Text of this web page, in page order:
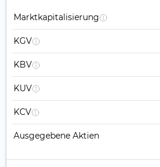
Marktkapitalisierung
KGV
KBV
KUV
KCV
Ausgegebene Aktien